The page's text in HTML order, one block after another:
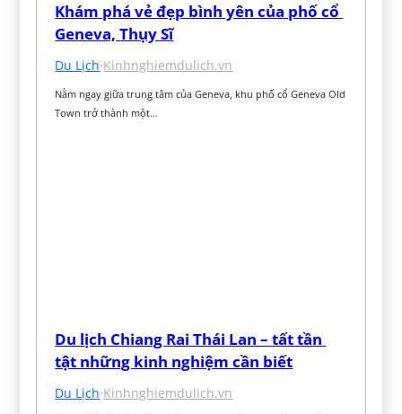
Khám phá vẻ đẹp bình yên của phố cổ
Geneva, Thụy Sĩ
Du Lịch·Kinhnghiemdulich.vn
Nằm ngay giữa trung tâm của Geneva, khu phố cổ Geneva Old
Town trở thành một…
Du lịch Chiang Rai Thái Lan – tất tần
tật những kinh nghiệm cần biết
Du Lịch·Kinhnghiemdulich.vn